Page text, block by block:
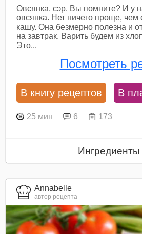
Овсянка, сэр. Вы помните? И у
овсянка. Нет ничего проще, чем
кашу. Она безмерно полезна и
на завтрак. Варить будем из
Это...
Посмотреть
В книгу рецептов В
25 мин 6 173
Ингредиенты
Annabelle
автор рецепта